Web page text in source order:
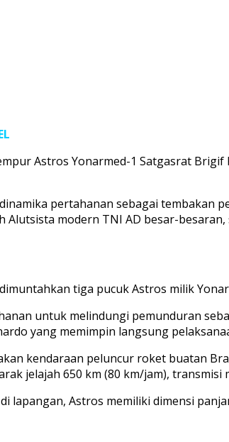
Astros Yonarmed-1 Satgasrat
pertahanan sebagai tembakan
Alutsista modern TNI AD besar-
tiga pucuk Astros milik
untuk melindungi pemunduran
yang memimpin langsung
kendaraan peluncur roket buatan
jelajah 650 km (80 km/jam), transmisi
lapangan, Astros memiliki dimensi